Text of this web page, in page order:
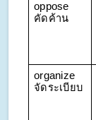
oppose
คัดค้าน
organize
จัดระเบียบ